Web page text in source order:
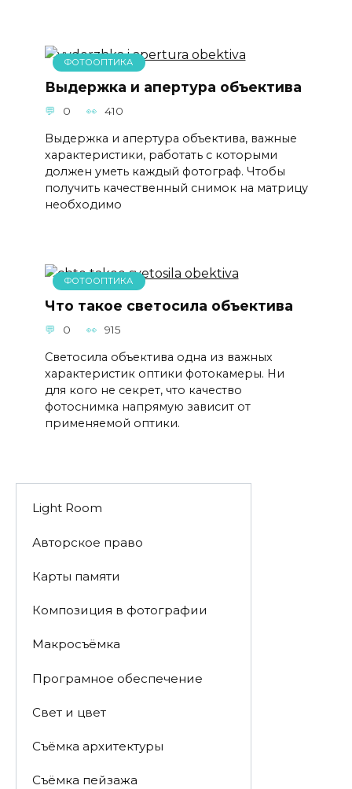
ФОТООПТИКА
Выдержка и апертура объектива
0 410
Выдержка и апертура объектива, важные
характеристики, работать с которыми
должен уметь каждый фотограф. Чтобы
получить качественный снимок на матрицу
необходимо
ФОТООПТИКА
Что такое светосила объектива
0 915
Светосила объектива одна из важных
характеристик оптики фотокамеры. Ни
для кого не секрет, что качество
фотоснимка напрямую зависит от
применяемой оптики.
Light Room
Авторское право
Карты памяти
Композиция в фотографии
Макросъёмка
Програмное обеспечение
Свет и цвет
Съёмка архитектуры
Съёмка пейзажа